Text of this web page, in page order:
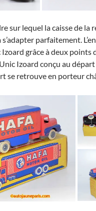
sur lequel la caisse de la
parfaitement.
Izoard grâce à deux points
Izoard conçu au
se retrouve en porteur